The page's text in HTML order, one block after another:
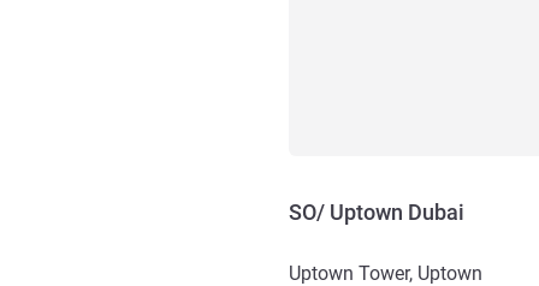
SO/ Uptown Dubai
Uptown Tower, Uptown